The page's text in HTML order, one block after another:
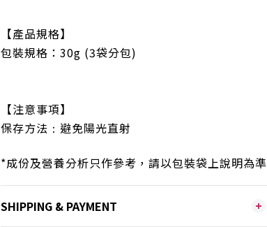
【產品規格】
包裝規格： 30g (3袋分包)
【注意事項】
保存方法 ： 避免陽光直射
*成份及營養分析只作參考，請以包裝袋上說明為準
SHIPPING & PAYMENT